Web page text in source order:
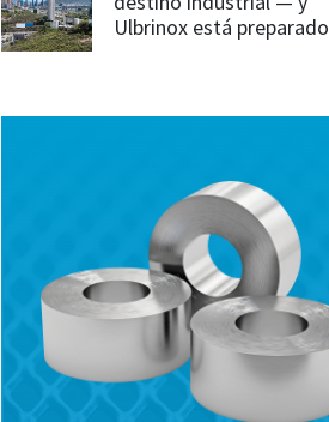
Ulbrinox está preparado